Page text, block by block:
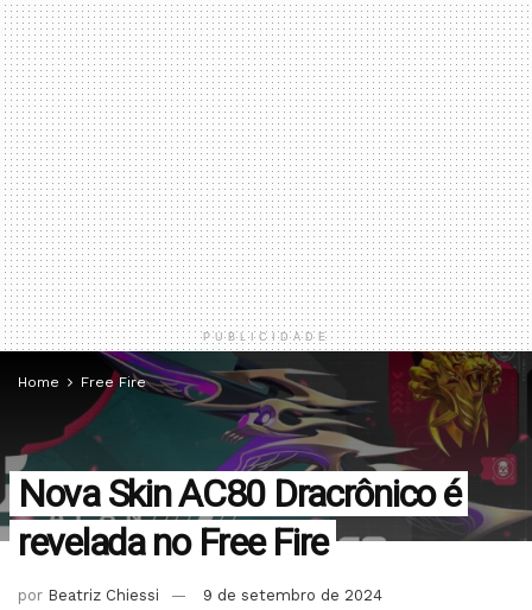
PUBLICIDADE
Home Free Fire
Nova Skin AC80 Dracrônico é
revelada no Free Fire
por Beatriz Chiessi
9 de setembro de 2024